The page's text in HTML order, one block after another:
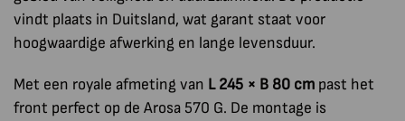
vindt plaats in Duitsland, wat garant staat voor
hoogwaardige afwerking en lange levensduur.
Met een royale afmeting van L 245 × B 80 cm past het
front perfect op de Arosa 570 G. De montage is